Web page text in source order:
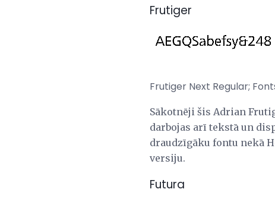
Frutiger
Frutiger Next Regular;
Sākotnēji šis Adrian
darbojas arī tekstā un
draudzīgāku fontu nekā
versiju.
Futura